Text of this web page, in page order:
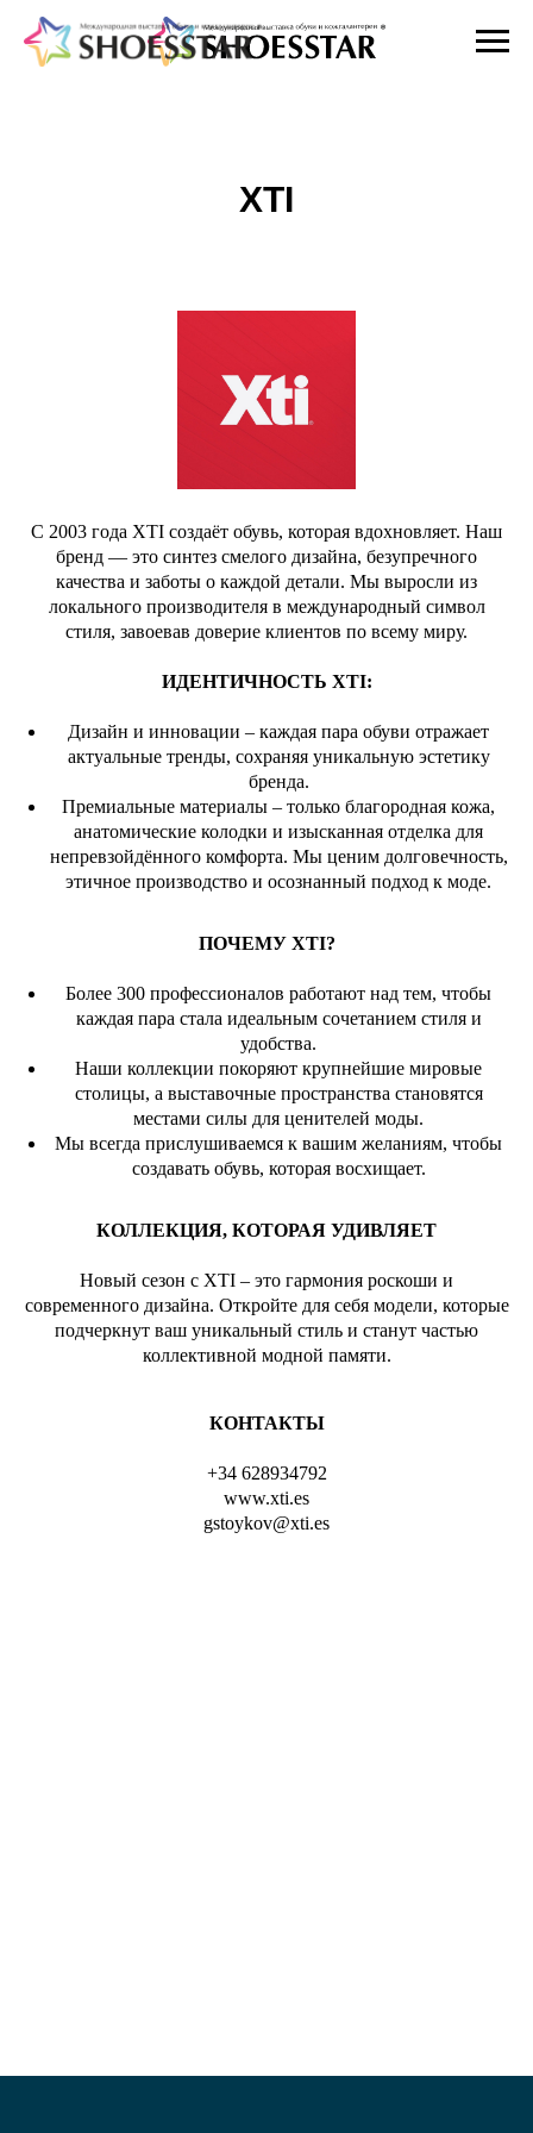
XTI
С 2003 года XTI создаёт обувь, которая вдохновляет. Наш
бренд — это синтез смелого дизайна, безупречного
качества и заботы о каждой детали. Мы выросли из
локального производителя в международный символ
стиля, завоевав доверие клиентов по всему миру.
ИДЕНТИЧНОСТЬ XTI:
Дизайн и инновации – каждая пара обуви отражает
актуальные тренды, сохраняя уникальную эстетику
бренда.
Премиальные материалы – только благородная кожа,
анатомические колодки и изысканная отделка для
непревзойдённого комфорта. Мы ценим долговечность,
этичное производство и осознанный подход к моде.
ПОЧЕМУ XTI?
Более 300 профессионалов работают над тем, чтобы
каждая пара стала идеальным сочетанием стиля и
удобства.
Наши коллекции покоряют крупнейшие мировые
столицы, а выставочные пространства становятся
местами силы для ценителей моды.
Мы всегда прислушиваемся к вашим желаниям, чтобы
создавать обувь, которая восхищает.
КОЛЛЕКЦИЯ, КОТОРАЯ УДИВЛЯЕТ
Новый сезон с XTI – это гармония роскоши и
современного дизайна. Откройте для себя модели, которые
подчеркнут ваш уникальный стиль и станут частью
коллективной модной памяти.
КОНТАКТЫ
+34 628934792
www.xti.es
gstoykov@xti.es